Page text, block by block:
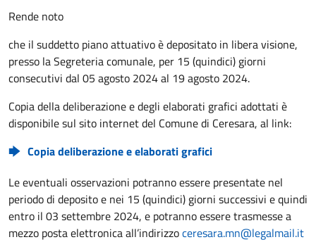
Rende noto
che il suddetto piano attuativo è depositato in libera visione,
presso la Segreteria comunale, per 15 (quindici) giorni
consecutivi dal 05 agosto 2024 al 19 agosto 2024.
Copia della deliberazione e degli elaborati grafici adottati è
disponibile sul sito internet del Comune di Ceresara, al link:
Copia deliberazione e elaborati grafici
Le eventuali osservazioni potranno essere presentate nel
periodo di deposito e nei 15 (quindici) giorni successivi e quindi
entro il 03 settembre 2024, e potranno essere trasmesse a
mezzo posta elettronica all’indirizzoceresara.mn@legalmail.it